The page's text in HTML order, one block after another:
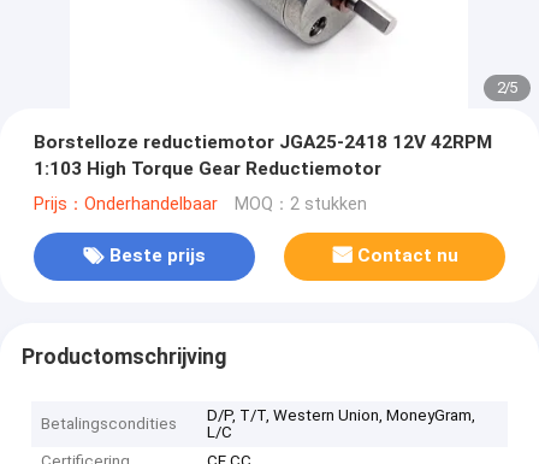
2/5
Borstelloze reductiemotor JGA25-2418 12V 42RPM
1:103 High Torque Gear Reductiemotor
Prijs：Onderhandelbaar MOQ：2 stukken
Beste prijs Contact nu
Productomschrijving
Betalingscondities
D/P, T/T, Western Union, MoneyGram,
L/C